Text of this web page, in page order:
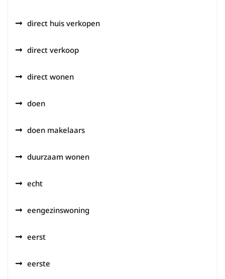
direct huis verkopen
direct verkoop
direct wonen
doen
doen makelaars
duurzaam wonen
echt
eengezinswoning
eerst
eerste